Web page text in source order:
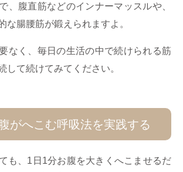
、腹直筋などのインナーマッスルや、
な腸腰筋が鍛えられますよ。
なく、毎日の生活の中で続けられる筋
して続けてみてください。
がへこむ呼吸法を実践する
も、1日1分お腹を大きくへこませるだ